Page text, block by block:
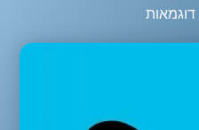
דוגמאות